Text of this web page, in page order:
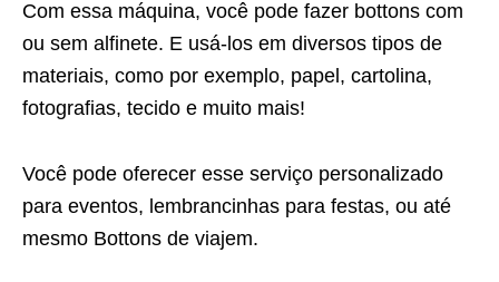
Com essa máquina, você pode fazer bottons com
ou sem alfinete. E usá-los em diversos tipos de
materiais, como por exemplo, papel, cartolina,
fotografias, tecido e muito mais!
Você pode oferecer esse serviço personalizado
para eventos, lembrancinhas para festas, ou até
mesmo Bottons de viajem.